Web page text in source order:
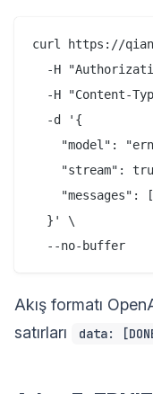
curl https://
-H
-H "Content-
  -d '{
"model":
"stream":
"messages":
  }' \
Akış formatı
satırları data: